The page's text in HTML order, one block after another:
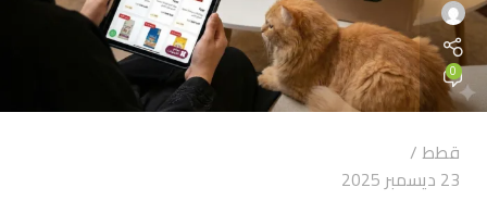
0
قطط
23 ديسمبر 2025